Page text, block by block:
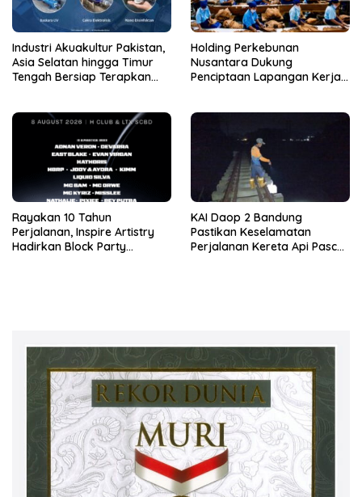
Industri Akuakultur Pakistan,
Asia Selatan hingga Timur
Tengah Bersiap Terapkan
Holding Perkebunan
Nusantara Dukung
Penciptaan Lapangan Kerja,
Rayakan 10 Tahun
Perjalanan, Inspire Artistry
Hadirkan Block Party
KAI Daop 2 Bandung
Pastikan Keselamatan
Perjalanan Kereta Api Pasca